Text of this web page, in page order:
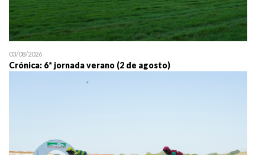
03/08/2026
Crónica: 6ª jornada verano (2 de agosto)